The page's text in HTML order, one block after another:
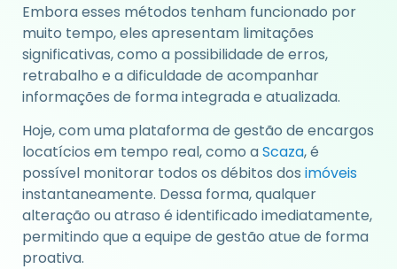
Embora esses métodos tenham funcionado por
muito tempo, eles apresentam limitações
significativas, como a possibilidade de erros,
retrabalho e a dificuldade de acompanhar
informações de forma integrada e atualizada.
Hoje, com uma plataforma de gestão de encargos
locatícios em tempo real, como aScaza, é
possível monitorar todos os débitos dos imóveis
instantaneamente. Dessa forma, qualquer
alteração ou atraso é identificado imediatamente,
permitindo que a equipe de gestão atue de forma
proativa.